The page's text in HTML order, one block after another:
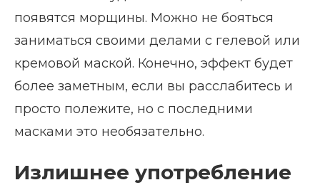
появятся морщины. Можно не бояться
заниматься своими делами с гелевой или
кремовой маской. Конечно, эффект будет
более заметным, если вы расслабитесь и
просто полежите, но с последними
масками это необязательно.
Излишнее употребление